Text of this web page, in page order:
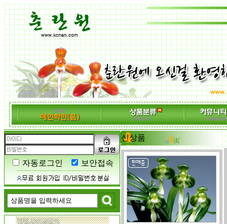
자동로그인 보안접속
신상품